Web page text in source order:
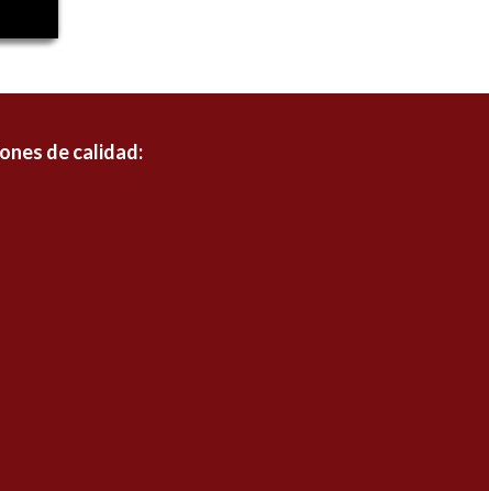
de calidad: